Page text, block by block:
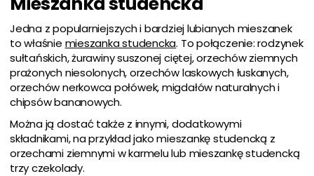
Jedna z popularniejszych i bardziej lubianych mieszanek
to właśnie mieszanka studencka. To połączenie: rodzynek
sułtańskich, żurawiny suszonej ciętej, orzechów ziemnych
prażonych niesolonych, orzechów laskowych łuskanych,
orzechów nerkowca połówek, migdałów naturalnych i
chipsów bananowych.
Można ją dostać także z innymi, dodatkowymi
składnikami, na przykład jako mieszankę studencką z
orzechami ziemnymi w karmelu lub mieszankę studencką
trzy czekolady.